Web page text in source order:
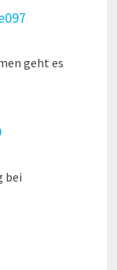
es